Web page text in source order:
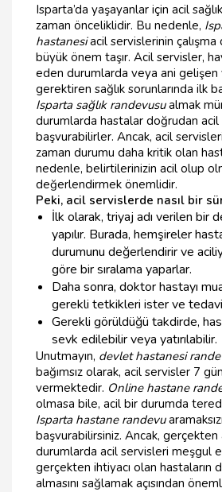
Isparta’da yaşayanlar için acil
zaman önceliklidir. Bu nedenle,
hastanesiacil servislerinin
büyük önem taşır. Acil servisler,
eden durumlarda veya ani gelişen
gerektiren sağlık sorunlarında ilk
Isparta sağlık randevusualmak
durumlarda hastalar doğrudan acil
başvurabilirler. Ancak, acil
zaman durumu daha kritik olan
nedenle, belirtilerinizin acil olup
değerlendirmek önemlidir.
Peki, acil servislerde nasıl bir
İlk olarak, triyaj adı verilen bir
yapılır. Burada, hemşireler
durumunu değerlendirir ve
göre bir sıralama yaparlar.
Daha sonra, doktor hastayı
gerekli tetkikleri ister ve
Gerekli görüldüğü takdirde,
sevk edilebilir veya yatırılabilir.
Unutmayın, devlet hastanesi
bağımsız olarak, acil servisler 7
vermektedir. Online hastane
olmasa bile, acil bir durumda
Isparta hastane randevu
başvurabilirsiniz. Ancak,
durumlarda acil servisleri meşgul
gerçekten ihtiyacı olan hastaların
almasını sağlamak açısından